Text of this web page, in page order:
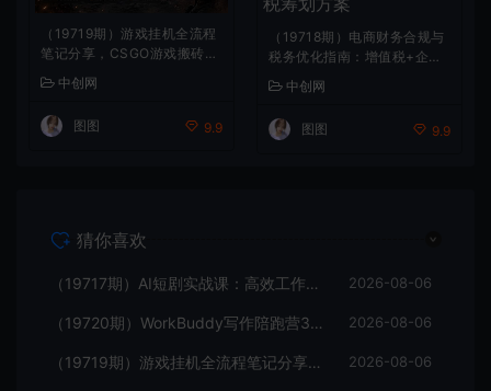
（19719期）游戏挂机全流程
笔记分享，CSGO游戏搬砖，
小白看了当天学会见收益
中创网
图图 9.9
（19718期）电商财务合规与
税务优化指南：增值税+企税
+个税全覆盖，财务制度搭建
落地纳税筹划方案
中创网
图图 9.9
猜你喜欢
（19717期）AI短剧实战课：高效工作流×AI审美×爆款拆解×文案角色场景分镜×LibTV进阶×站位控制×从脚本到成片交付全流程 2026-08-06
（19720期）WorkBuddy写作陪跑营3.0-更新：Ai智能体创建写作Skill×WorkBuddy×人工手写模式×去除AI痕迹×头条公众号百家号 2026-08-06
（19719期）游戏挂机全流程笔记分享，CSGO游戏搬砖，小白看了当天学会见收益 2026-08-06